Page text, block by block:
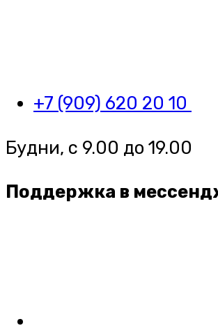
+7 (909) 620 20 10
Будни, с 9.00 до 19.00
Поддержка в